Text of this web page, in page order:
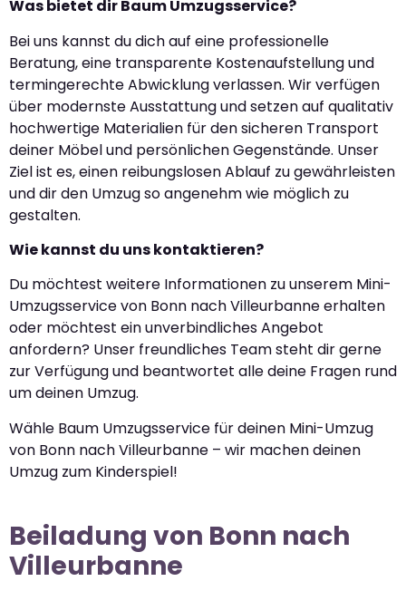
Was bietet dir Baum Umzugsservice?
Bei uns kannst du dich auf eine professionelle
Beratung, eine transparente Kostenaufstellung und
termingerechte Abwicklung verlassen. Wir verfügen
über modernste Ausstattung und setzen auf qualitativ
hochwertige Materialien für den sicheren Transport
deiner Möbel und persönlichen Gegenstände. Unser
Ziel ist es, einen reibungslosen Ablauf zu gewährleisten
und dir den Umzug so angenehm wie möglich zu
gestalten.
Wie kannst du uns kontaktieren?
Du möchtest weitere Informationen zu unserem Mini-
Umzugsservice von Bonn nach Villeurbanne erhalten
oder möchtest ein unverbindliches Angebot
anfordern? Unser freundliches Team steht dir gerne
zur Verfügung und beantwortet alle deine Fragen rund
um deinen Umzug.
Wähle Baum Umzugsservice für deinen Mini-Umzug
von Bonn nach Villeurbanne – wir machen deinen
Umzug zum Kinderspiel!
Beiladung von Bonn nach
Villeurbanne